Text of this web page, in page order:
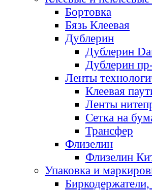
Бортовка
Бязь Клеевая
Дублерин
Дублерин
Дублерин
Ленты
Клеевая
Ленты
Сетка на
Трансфер
Флизелин
Флизелин
Упаковка и